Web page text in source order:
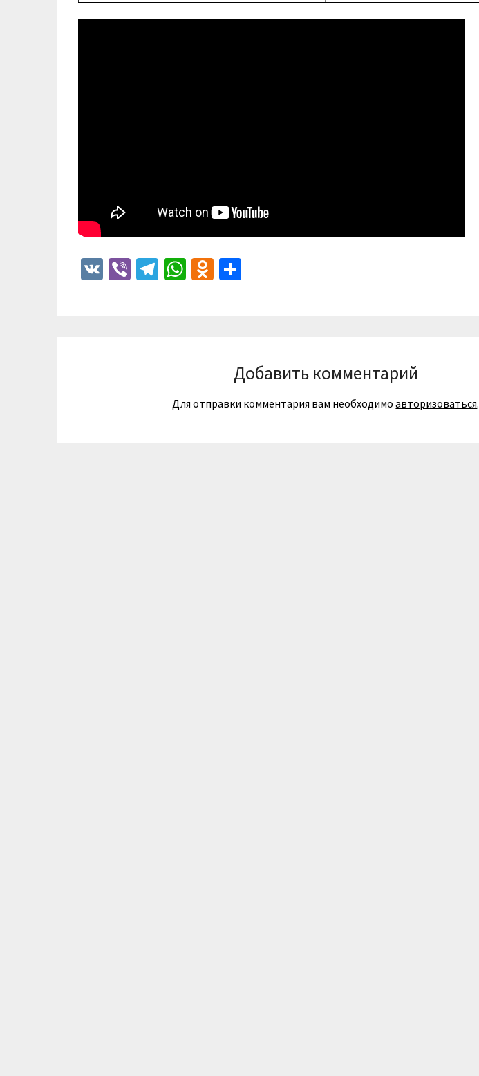
VK ViberTelegram
WhatsApp
Odnoklassniki
Добавить комментарий
Для отправки комментария вам необходимоавторизоваться.